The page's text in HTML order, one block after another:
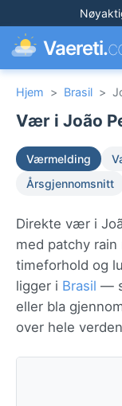
Vaereti.
Hjem > Brasil >
Vær i João
Værmelding
Årsgjennomsnitt
Direkte vær i
med patchy
timeforhold og
ligger i Brasil —
eller bla
over hele